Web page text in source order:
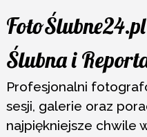
Przejdź
do
treści
Ślubna i
Profesjonalni
sesji, galerie oraz
najpiękniejsze chwile